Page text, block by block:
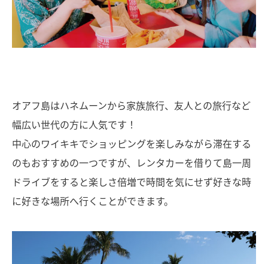
オアフ島はハネムーンから家族旅行、友人との旅行など
幅広い世代の方に人気です！
中心のワイキキでショッピングを楽しみながら滞在する
のもおすすめの一つですが、レンタカーを借りて島一周
ドライブをすると楽しさ倍増で時間を気にせず好きな時
に好きな場所へ行くことができます。